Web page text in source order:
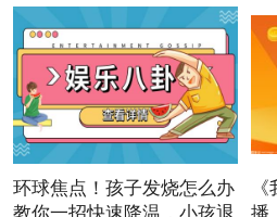
环球焦点！孩子发烧怎么办